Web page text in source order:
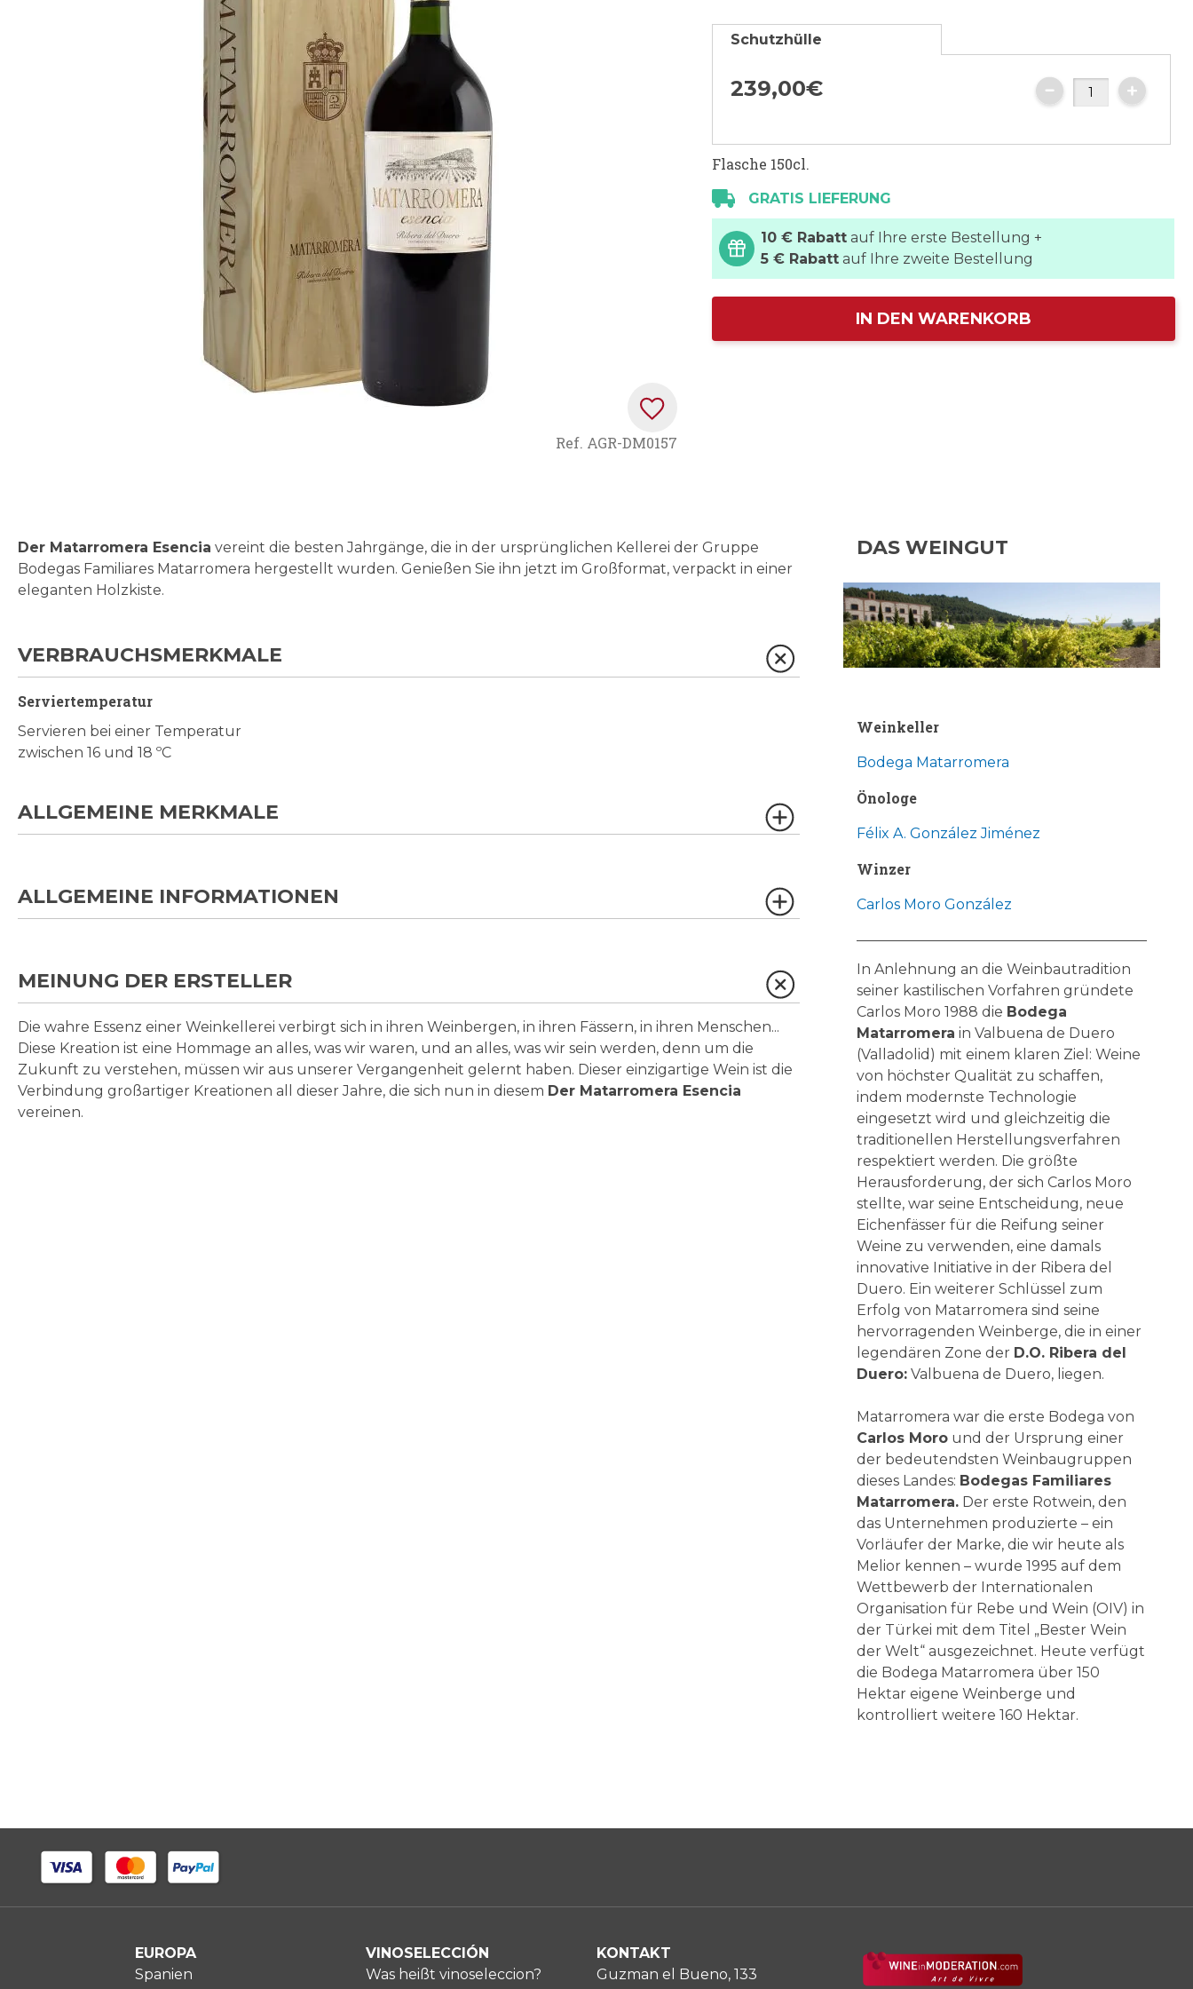
springen
Ref. AGR-DM0157
Schutzhülle
239,00€
Flasche 150cl.
GRATIS LIEFERUNG
10 € Rabatt auf Ihre erste Bestellung +
5 € Rabatt auf Ihre zweite Bestellung
IN DEN WARENKORB
Der Matarromera Esencia vereint die besten Jahrgänge, die in der ursprünglichen Kellerei der Gruppe
Bodegas Familiares Matarromera hergestellt wurden. Genießen Sie ihn jetzt im Großformat, verpackt in einer
eleganten Holzkiste.
VERBRAUCHSMERKMALE
Serviertemperatur
Servieren bei einer Temperatur
zwischen 16 und 18 ºC
ALLGEMEINE MERKMALE
ALLGEMEINE INFORMATIONEN
MEINUNG DER ERSTELLER
Die wahre Essenz einer Weinkellerei verbirgt sich in ihren Weinbergen, in ihren Fässern, in ihren Menschen...
Diese Kreation ist eine Hommage an alles, was wir waren, und an alles, was wir sein werden, denn um die
Zukunft zu verstehen, müssen wir aus unserer Vergangenheit gelernt haben. Dieser einzigartige Wein ist die
Verbindung großartiger Kreationen all dieser Jahre, die sich nun in diesem Der Matarromera Esencia
vereinen.
DAS WEINGUT
Weinkeller
Bodega Matarromera
Önologe
Félix A. González Jiménez
Winzer
Carlos Moro González
In Anlehnung an die Weinbautradition
seiner kastilischen Vorfahren gründete
Carlos Moro 1988 die Bodega
Matarromera in Valbuena de Duero
(Valladolid) mit einem klaren Ziel: Weine
von höchster Qualität zu schaffen,
indem modernste Technologie
eingesetzt wird und gleichzeitig die
traditionellen Herstellungsverfahren
respektiert werden. Die größte
Herausforderung, der sich Carlos Moro
stellte, war seine Entscheidung, neue
Eichenfässer für die Reifung seiner
Weine zu verwenden, eine damals
innovative Initiative in der Ribera del
Duero. Ein weiterer Schlüssel zum
Erfolg von Matarromera sind seine
hervorragenden Weinberge, die in einer
legendären Zone der D.O. Ribera del
Duero:Valbuena de Duero, liegen.
Matarromera war die erste Bodega von
Carlos Moround der Ursprung einer
der bedeutendsten Weinbaugruppen
dieses Landes: Bodegas Familiares
Matarromera.Der erste Rotwein, den
das Unternehmen produzierte – ein
Vorläufer der Marke, die wir heute als
Melior kennen – wurde 1995 auf dem
Wettbewerb der Internationalen
Organisation für Rebe und Wein (OIV) in
der Türkei mit dem Titel „Bester Wein
der Welt“ ausgezeichnet. Heute verfügt
die Bodega Matarromera über 150
Hektar eigene Weinberge und
kontrolliert weitere 160 Hektar.
EUROPA
Spanien
VINOSELECCIÓN
Was heißt vinoseleccion?
KONTAKT
Guzman el Bueno, 133